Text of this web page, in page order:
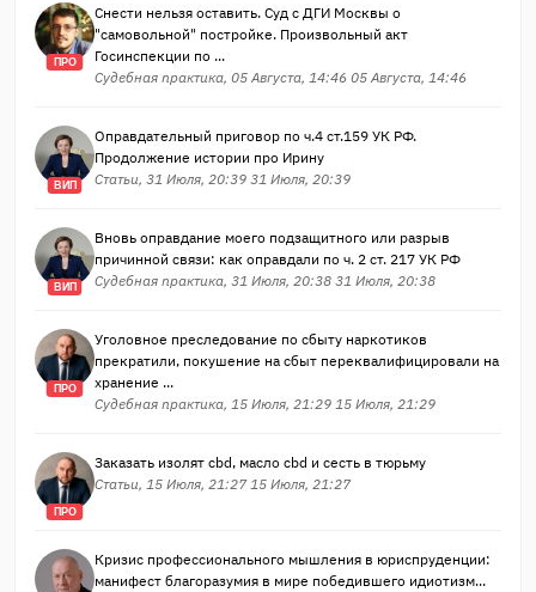
ПРО
Снести нельзя оставить. Суд с ДГИ Москвы о
"самовольной" постройке. Произвольный акт
Госинспекции по ...
Судебная практика, 05 Августа, 14:46 05 Августа, 14:46
ВИП
Оправдательный приговор по ч.4 ст.159 УК РФ.
Продолжение истории про Ирину
Статьи, 31 Июля, 20:39 31 Июля, 20:39
ВИП
Вновь оправдание моего подзащитного или разрыв
причинной связи: как оправдали по ч. 2 ст. 217 УК РФ
Судебная практика, 31 Июля, 20:38 31 Июля, 20:38
ПРО
Уголовное преследование по сбыту наркотиков
прекратили, покушение на сбыт переквалифицировали на
хранение ...
Судебная практика, 15 Июля, 21:29 15 Июля, 21:29
ПРО
Заказать изолят cbd, масло cbd и сесть в тюрьму
Статьи, 15 Июля, 21:27 15 Июля, 21:27
Кризис профессионального мышления в юриспруденции:
манифест благоразумия в мире победившего идиотизм...